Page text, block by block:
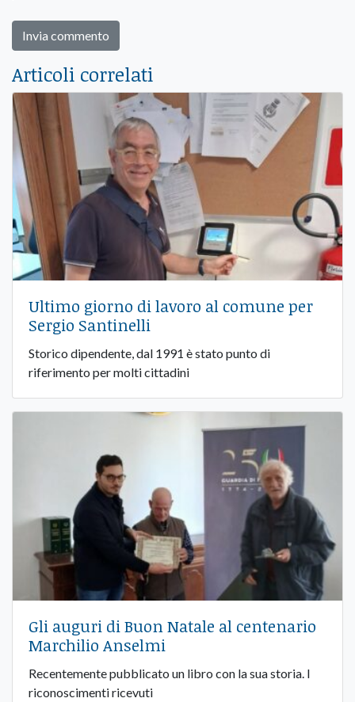
Articoli correlati
Ultimo giorno di lavoro al comune per
Sergio Santinelli
Storico dipendente, dal 1991 è stato punto di
riferimento per molti cittadini
Gli auguri di Buon Natale al centenario
Marchilio Anselmi
Recentemente pubblicato un libro con la sua storia. I
riconoscimenti ricevuti